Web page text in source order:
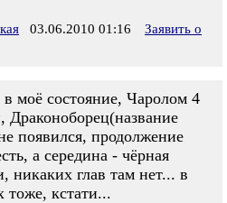
03.06.2010 01:16
Заявить о
моё состояние, Чаролом 4
Драконоборец(название
появился, продолжение
а середина - чёрная
никаких глав там нет... в
тоже, кстати...